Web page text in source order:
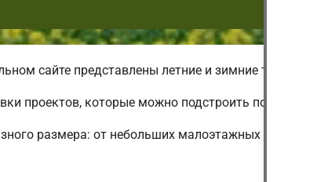
сайте представлены летние и зимние типы
проектов, которые можно подстроить по своему
размера: от небольших малоэтажных и